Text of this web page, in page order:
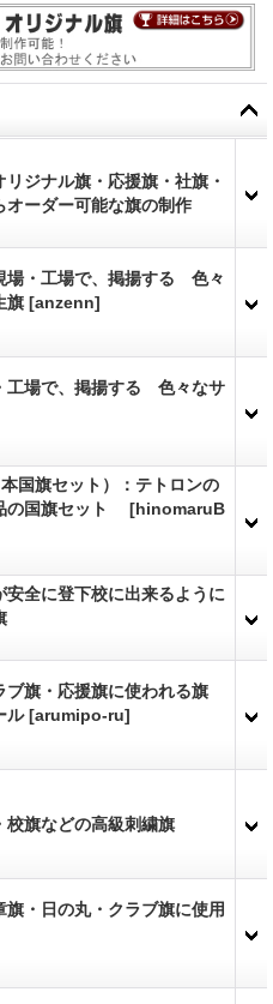
ジナル旗・応援旗・社旗・
オーダー可能な旗の制作
場・工場で、掲揚する 色々
旗 [anzenn]
工場で、掲揚する 色々なサ
国旗セット）：テトロンの
の国旗セット [hinomaruB
安全に登下校に出来るように
ブ旗・応援旗に使われる旗
ル[arumipo-ru]
校旗などの高級刺繍旗
・日の丸・クラブ旗に使用